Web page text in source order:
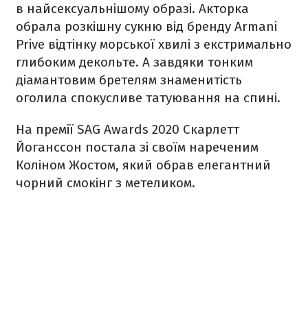
в найсексуальнішому образі. Акторка
обрала розкішну сукню від бренду Armani
Prive відтінку морської хвилі з екстримально
глибоким декольте. А завдяки тонким
діамантовим бретелям знаменитість
оголила спокусливе татуювання на спині.
На премії SAG Awards 2020 Скарлетт
Йоганссон постала зі своїм нареченим
Коліном Жостом, який обрав елегантний
чорний смокінг з метеликом.